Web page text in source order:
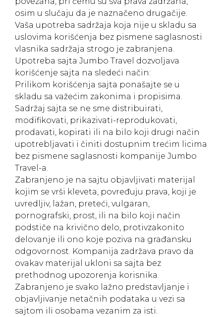
osim u slučaju da je naznačeno drugačije.
Vaša upotreba sadržaja koja nije u skladu sa
uslovima korišćenja bez pismene saglasnosti
vlasnika sadržaja strogo je zabranjena.
Upotreba sajta Jumbo Travel dozvoljava
korišćenje sajta na sledeći način:
Prilikom korišćenja sajta ponašajte se u
skladu sa važećim zakonima i propisima.
Sadržaj sajta se ne sme distribuirati,
modifikovati, prikazivati-reprodukovati,
prodavati, kopirati ili na bilo koji drugi način
upotrebljavati i činiti dostupnim trećim licima
bez pismene saglasnosti kompanije Jumbo
Travel-a.
Zabranjeno je na sajtu objavljivati materijal
kojim se vrši kleveta, povređuju prava, koji je
uvredljiv, lažan, preteći, vulgaran,
pornografski, prost, ili na bilo koji način
podstiče na krivično delo, protivzakonito
delovanje ili ono koje poziva na građansku
odgovornost. Kompanija zadržava pravo da
ovakav materijal ukloni sa sajta bez
prethodnog upozorenja korisnika.
Zabranjeno je svako lažno predstavljanje i
objavljivanje netačnih podataka u vezi sa
sajtom ili osobama vezanim za isti.